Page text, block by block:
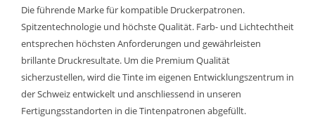
Die führende Marke für kompatible Druckerpatronen.
Spitzentechnologie und höchste Qualität. Farb- und Lichtechtheit
entsprechen höchsten Anforderungen und gewährleisten
brillante Druckresultate. Um die Premium Qualität
sicherzustellen, wird die Tinte im eigenen Entwicklungszentrum in
der Schweiz entwickelt und anschliessend in unseren
Fertigungsstandorten in die Tintenpatronen abgefüllt.